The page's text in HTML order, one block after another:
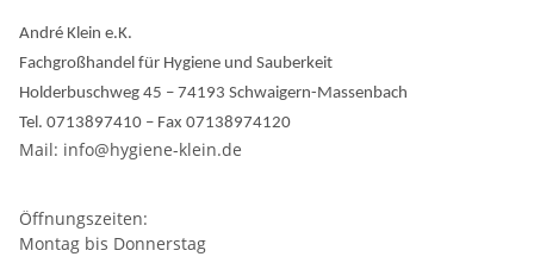
André Klein e.K.
Fachgroßhandel für Hygiene und Sauberkeit
Holderbuschweg 45 – 74193 Schwaigern-Massenbach
Tel. 0713897410 – Fax 07138974120
Mail: info@hygiene-klein.de
Öffnungszeiten:
Montag bis Donnerstag